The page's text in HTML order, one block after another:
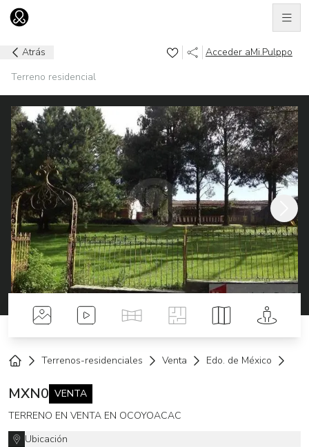
Ir al home
Atrás Acceder aMi.Pulppo
Terreno residencial
Fotos Videos Tour VirtualPlanos Mapa Street
Terrenos-residenciales Venta Edo. de México
MXN0 VENTA
TERRENO EN VENTA EN OCOYOACAC
Ubicación